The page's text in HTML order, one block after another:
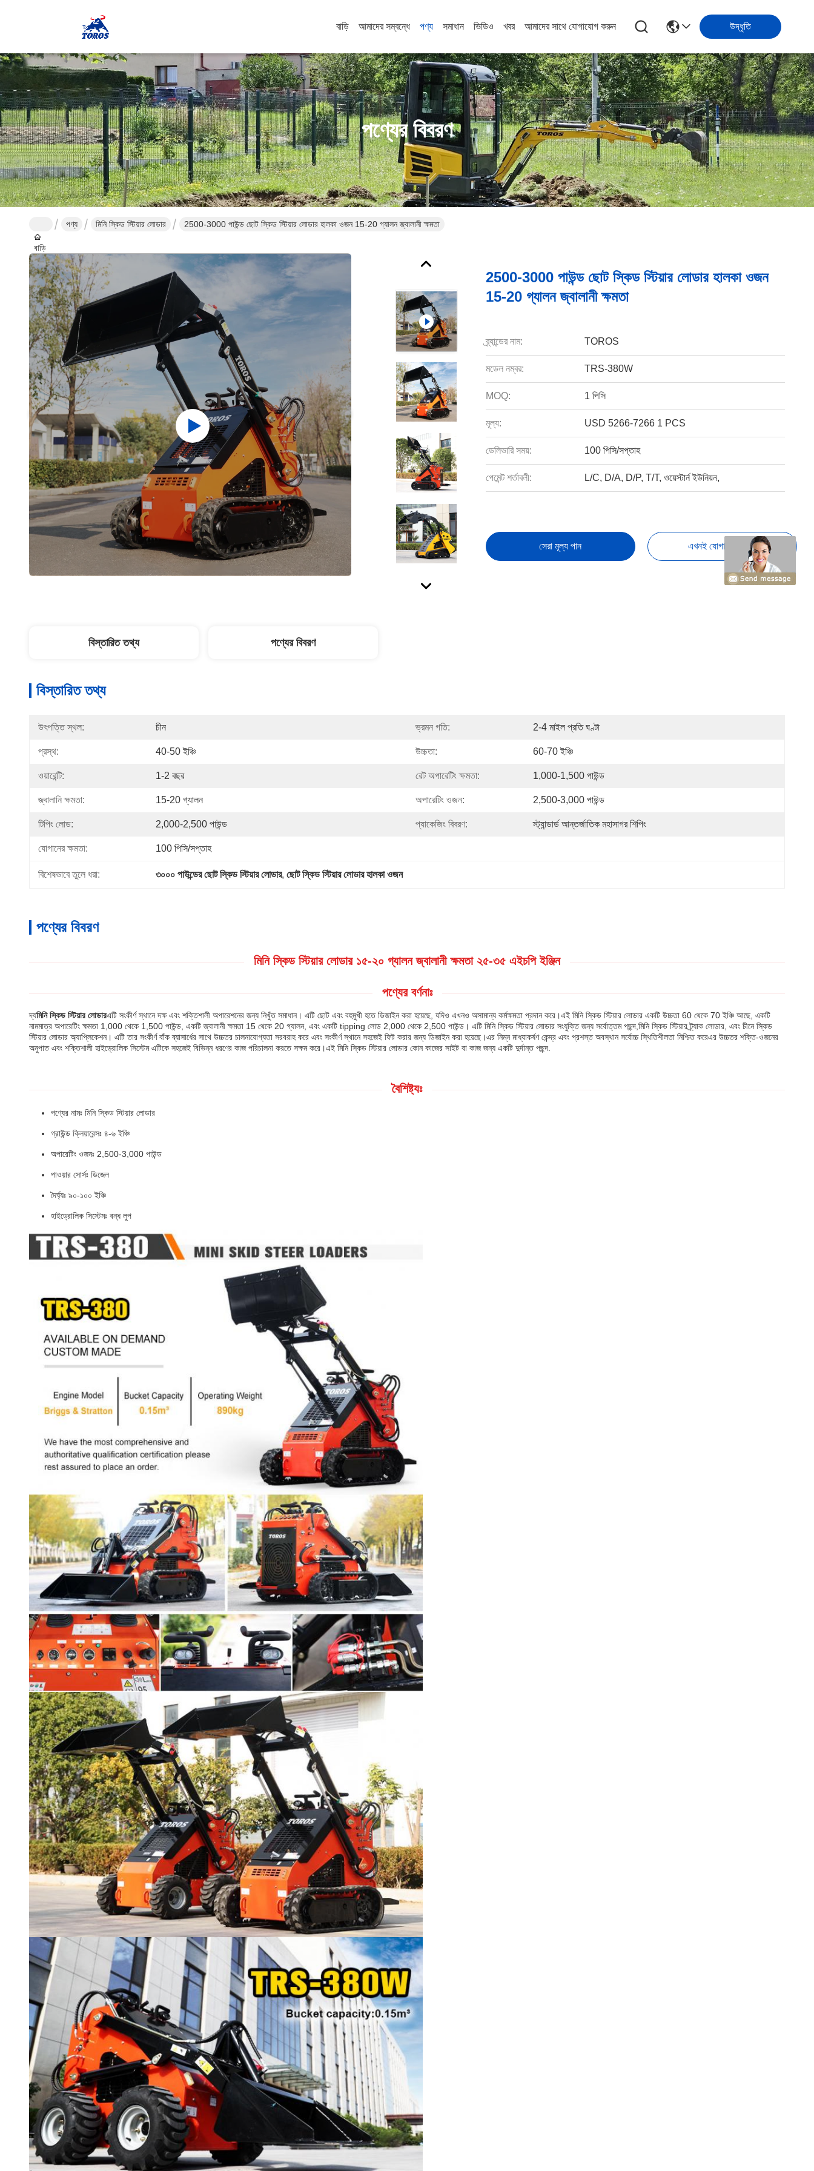
বাড়ি আমাদের সম্বন্ধে পণ্য সমাধান ভিডিও খবর আমাদের সাথে যোগাযোগ করুন উদ্ধৃতি
পণ্যের বিবরণ
বাড়ি
পণ্য মিনি স্কিড স্টিয়ার লোডার 2500-3000 পাউন্ড ছোট স্কিড স্টিয়ার লোডার হালকা ওজন 15-20 গ্যালন জ্বালানী ক্ষমতা
2500-3000 পাউন্ড ছোট স্কিড স্টিয়ার লোডার হালকা ওজন
15-20 গ্যালন জ্বালানী ক্ষমতা
ব্র্যান্ডের নাম: TOROS
মডেল নম্বর: TRS-380W
MOQ: 1 পিসি
মূল্য: USD 5266-7266 1 PCS
ডেলিভারি সময়: 100 পিসি/সপ্তাহ
পেমেন্ট শর্তাবলী: L/C, D/A, D/P, T/T, ওয়েস্টার্ন ইউনিয়ন,
সেরা মূল্য পান এখনই যোগাযোগ করুন
বিস্তারিত তথ্য পণ্যের বিবরণ
বিস্তারিত তথ্য
উৎপত্তি স্থল: চীন ভ্রমন গতি: 2-4 মাইল প্রতি ঘণ্টা
প্রস্থ: 40-50 ইঞ্চি উচ্চতা: 60-70 ইঞ্চি
ওয়ারেন্টি: 1-2 বছর রেট অপারেটিং ক্ষমতা: 1,000-1,500 পাউন্ড
জ্বালানি ক্ষমতা: 15-20 গ্যালন অপারেটিং ওজন: 2,500-3,000 পাউন্ড
টিপিং লোড: 2,000-2,500 পাউন্ড প্যাকেজিং বিবরণ: স্ট্যান্ডার্ড আন্তর্জাতিক মহাসাগর শিপিং
যোগানের ক্ষমতা: 100 পিসি/সপ্তাহ
বিশেষভাবে তুলে ধরা: ৩০০০ পাউন্ডের ছোট স্কিড স্টিয়ার লোডার, ছোট স্কিড স্টিয়ার লোডার হালকা ওজন
পণ্যের বিবরণ
মিনি স্কিড স্টিয়ার লোডার ১৫-২০ গ্যালন জ্বালানী ক্ষমতা ২৫-৩৫ এইচপি ইঞ্জিন
পণ্যের বর্ণনাঃ
দ্যমিনি স্কিড স্টিয়ার লোডারএটি সংকীর্ণ স্থানে দক্ষ এবং শক্তিশালী অপারেশনের জন্য নিখুঁত সমাধান। এটি ছোট এবং বহুমুখী হতে ডিজাইন করা হয়েছে, যদিও এখনও অসামান্য কর্মক্ষমতা প্রদান করে।এই মিনি স্কিড স্টিয়ার লোডার একটি উচ্চতা 60 থেকে 70 ইঞ্চি আছে, একটি
নামমাত্র অপারেটিং ক্ষমতা 1,000 থেকে 1,500 পাউন্ড, একটি জ্বালানী ক্ষমতা 15 থেকে 20 গ্যালন, এবং একটি tipping লোড 2,000 থেকে 2,500 পাউন্ড। এটি মিনি স্কিড স্টিয়ার লোডার সংযুক্তি জন্য সর্বোত্তম পছন্দ,মিনি স্কিড স্টিয়ার ট্র্যাক লোডার, এবং চীনে স্কিড
স্টিয়ার লোডার অ্যাপ্লিকেশন। এটি তার সংকীর্ণ বাঁক ব্যাসার্ধের সাথে উচ্চতর চালনাযোগ্যতা সরবরাহ করে এবং সংকীর্ণ স্থানে সহজেই ফিট করার জন্য ডিজাইন করা হয়েছে।এর নিম্ন মাধ্যাকর্ষণ কেন্দ্র এবং প্রশস্ত অবস্থান সর্বোচ্চ স্থিতিশীলতা নিশ্চিত করেএর উচ্চতর শক্তি-ওজনের
অনুপাত এবং শক্তিশালী হাইড্রোলিক সিস্টেম এটিকে সহজেই বিভিন্ন ধরণের কাজ পরিচালনা করতে সক্ষম করে।এই মিনি স্কিড স্টিয়ার লোডার কোন কাজের সাইট বা কাজ জন্য একটি দুর্দান্ত পছন্দ.
বৈশিষ্ট্যঃ
পণ্যের নামঃ মিনি স্কিড স্টিয়ার লোডার
গ্রাউন্ড ক্লিয়ারেন্সঃ ৪-৬ ইঞ্চি
অপারেটিং ওজনঃ 2,500-3,000 পাউন্ড
পাওয়ার সোর্সঃ ডিজেল
দৈর্ঘ্যঃ ৯০-১০০ ইঞ্চি
হাইড্রোলিক সিস্টেমঃ বন্ধ লুপ